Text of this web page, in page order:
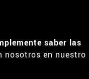
saber las
nosotros en nuestro